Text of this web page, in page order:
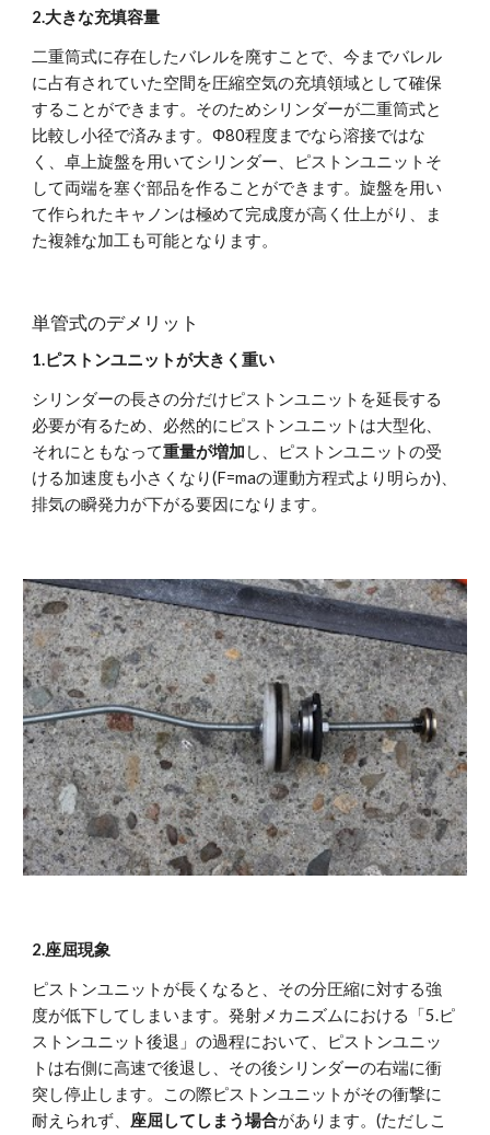
2.大きな充填容量
二重筒式に存在したバレルを廃すことで、今までバレル
に占有されていた空間を圧縮空気の充填領域として確保
することができます。そのためシリンダーが二重筒式と
比較し小径で済みます。Φ80程度までなら溶接ではな
く、卓上旋盤を用いてシリンダー、ピストンユニットそ
して両端を塞ぐ部品を作ることができます。旋盤を用い
て作られたキャノンは極めて完成度が高く仕上がり、ま
た複雑な加工も可能となります。
単管式のデメリット
1.ピストンユニットが大きく重い
シリンダーの長さの分だけピストンユニットを延長する
必要が有るため、必然的にピストンユニットは大型化、
それにともなって重量が増加 し、ピストンユニットの受
ける加速度も小さくなり(F=maの運動方程式より明らか)、
排気の瞬発力が下がる要因になります。
2.座屈現象
ピストンユニットが長くなると、その分圧縮に対する強
度が低下してしまいます。発射メカニズムにおける「5.ピ
ストンユニット後退」の過程において、ピストンユニッ
トは右側に高速で後退し、その後シリンダーの右端に衝
突し停止します。この際ピストンユニットがその衝撃に
耐えられず、 座屈してしまう場合があります。(ただしこ